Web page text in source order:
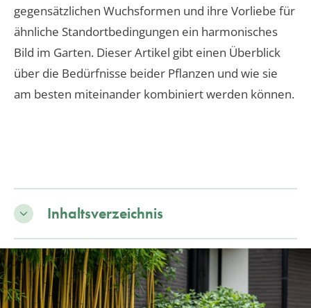
gegensätzlichen Wuchsformen und ihre Vorliebe für
ähnliche Standortbedingungen ein harmonisches
Bild im Garten. Dieser Artikel gibt einen Überblick
über die Bedürfnisse beider Pflanzen und wie sie
am besten miteinander kombiniert werden können.
Inhaltsverzeichnis